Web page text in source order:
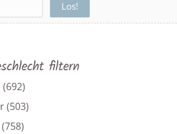
filtern
(692)
(503)
(758)